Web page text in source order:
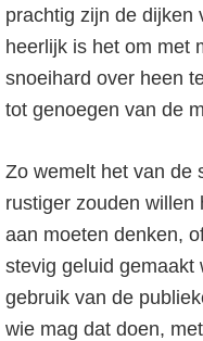
e
aprachtig zijn de dijken
heerlijk is het om met
snoeihard over heen
tot genoegen van de
Zo wemelt het van de
rustiger zouden willen
aan moeten denken,
stevig geluid gemaakt
gebruik van de
wie mag dat doen,